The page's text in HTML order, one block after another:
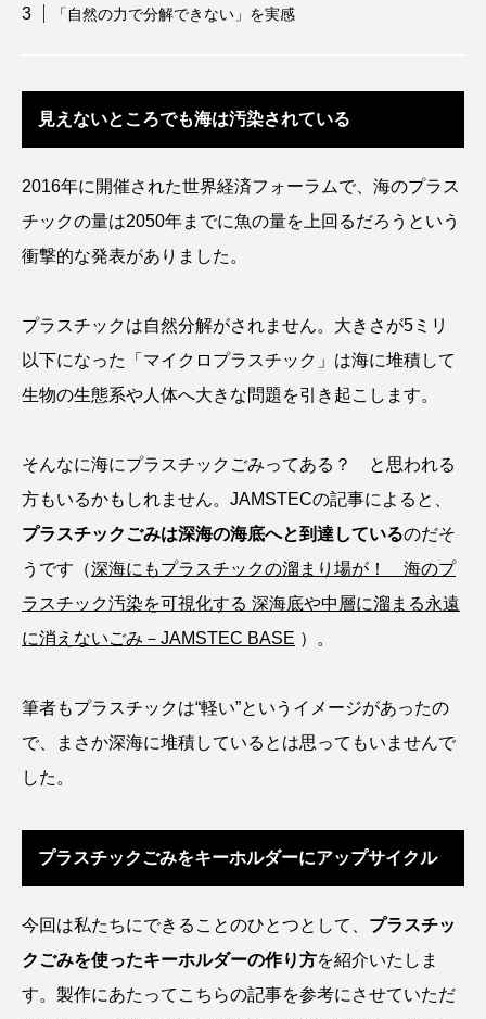
ウマヅラハギ ウミウシ エイ
エゾアイナメ オオカミウオ
オオグソクムシ オオサンショウウオ
オショロコマ オスカー
オーストラリア カイエビ カイギュウ
カイロウドウケツ カイワリ
カエルアンコウ カガミガイ カキ
カクレクマノミ カゴカマス カジカ
カタボシイワシ カツオ カニ
カブトエビ カブトクラゲ カミクラゲ
カワバタモロコ カワムツ ガラ・ルファ
キジハタ
クサガメ クジラ クニマス クマノミ
クモギンポ クルマエビ
「自然の力で分解できない」を実感
見えないところでも海は汚染されている
2016年に開催された世界経済フォーラムで、海のプラス
チックの量は2050年までに魚の量を上回るだろうという
衝撃的な発表がありました。
プラスチックは自然分解がされません。大きさが5ミリ
以下になった「マイクロプラスチック」は海に堆積して
生物の生態系や人体へ大きな問題を引き起こします。
そんなに海にプラスチックごみってある？ と思われる
方もいるかもしれません。JAMSTECの記事によると、
プラスチックごみは深海の海底へと到達しているのだそ
うです（深海にもプラスチックの溜まり場が！ 海のプ
ラスチック汚染を可視化する 深海底や中層に溜まる永遠
に消えないごみ－JAMSTEC BASE ）。
筆者もプラスチックは“軽い”というイメージがあったの
で、まさか深海に堆積しているとは思ってもいませんで
した。
プラスチックごみをキーホルダーにアップサイクル
今回は私たちにできることのひとつとして、 プラスチッ
クごみを使ったキーホルダーの作り方を紹介いたしま
す。製作にあたってこちらの記事を参考にさせていただ